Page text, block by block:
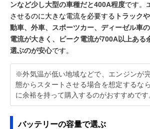
ンなど少し大型の車種だと400A程度です。
させるのに大きな電流を必要する トラック
動車、外車、スポーツカー、ディーゼル車
電流が大きく、ピーク電流が700A以上ある
選ぶのが安心です。
※外気温が低い地域などで、エンジンが
態からスタートさせる場合を想定するな
に余裕を持って購入するのがおすすめです
バッテリーの容量で選ぶ